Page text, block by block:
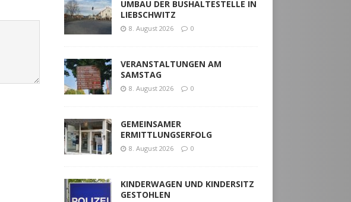
UMBAU DER BUSHALTESTELLE IN
LIEBSCHWITZ
8. August 2026 0
VERANSTALTUNGEN AM
SAMSTAG
8. August 2026 0
GEMEINSAMER
ERMITTLUNGSERFOLG
8. August 2026 0
KINDERWAGEN UND KINDERSITZ
GESTOHLEN